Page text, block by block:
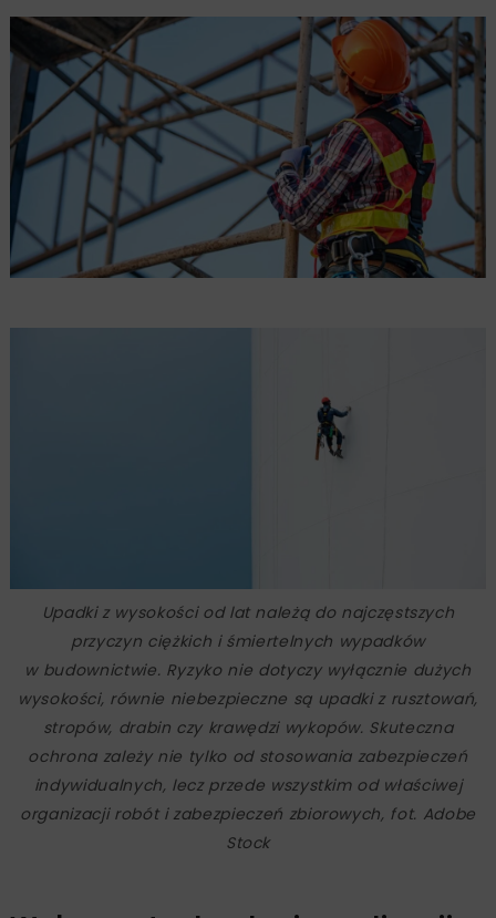
Upadki z wysokości od lat należą do najczęstszych
przyczyn ciężkich i śmiertelnych wypadków
w budownictwie. Ryzyko nie dotyczy wyłącznie dużych
wysokości, równie niebezpieczne są upadki z rusztowań,
stropów, drabin czy krawędzi wykopów. Skuteczna
ochrona zależy nie tylko od stosowania zabezpieczeń
indywidualnych, lecz przede wszystkim od właściwej
organizacji robót i zabezpieczeń zbiorowych, fot. Adobe
Stock